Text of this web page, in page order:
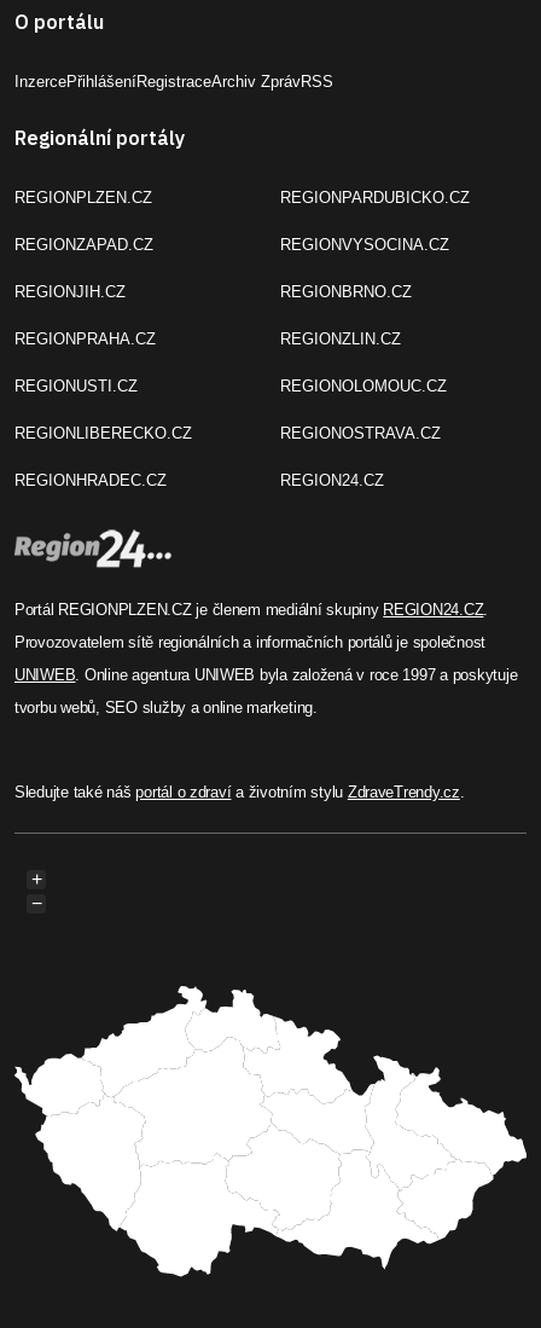
O portálu
InzercePřihlášeníRegistraceArchiv ZprávRSS
Regionální portály
REGIONPLZEN.CZ
REGIONZAPAD.CZ
REGIONJIH.CZ
REGIONPRAHA.CZ
REGIONUSTI.CZ
REGIONLIBERECKO.CZ
REGIONHRADEC.CZ
REGIONPARDUBICKO.CZ
REGIONVYSOCINA.CZ
REGIONBRNO.CZ
REGIONZLIN.CZ
REGIONOLOMOUC.CZ
REGIONOSTRAVA.CZ
REGION24.CZ
Portál REGIONPLZEN.CZ je členem mediální skupiny REGION24.CZ.
Provozovatelem sítě regionálních a informačních portálů je společnost
UNIWEB . Online agentura UNIWEB byla založená v roce 1997 a poskytuje
tvorbu webů, SEO služby a online marketing.
Sledujte také nášportál o zdravía životním stylu ZdraveTrendy.cz
+
−